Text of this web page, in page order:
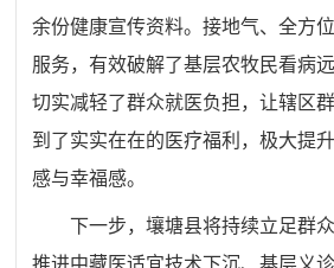
余份健康宣传资料。接地气、全方
服务，有效破解了基层农牧民看病
切实减轻了群众就医负担，让辖区
到了实实在在的医疗福利，极大提
感与幸福感。
下一步，壤塘县将持续立足群
推进中藏医适宜技术下沉、基层义